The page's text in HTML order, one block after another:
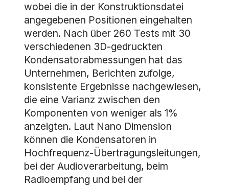
wobei die in der Konstruktionsdatei
angegebenen Positionen eingehalten
werden. Nach über 260 Tests mit 30
verschiedenen 3D-gedruckten
Kondensatorabmessungen hat das
Unternehmen, Berichten zufolge,
konsistente Ergebnisse nachgewiesen,
die eine Varianz zwischen den
Komponenten von weniger als 1%
anzeigten. Laut Nano Dimension
können die Kondensatoren in
Hochfrequenz-Übertragungsleitungen,
bei der Audioverarbeitung, beim
Radioempfang und bei der